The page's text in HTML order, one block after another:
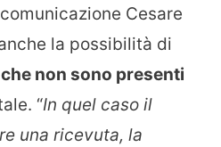
Cesare
la possibilità di
non sono presenti
“In quel caso il
una ricevuta, la